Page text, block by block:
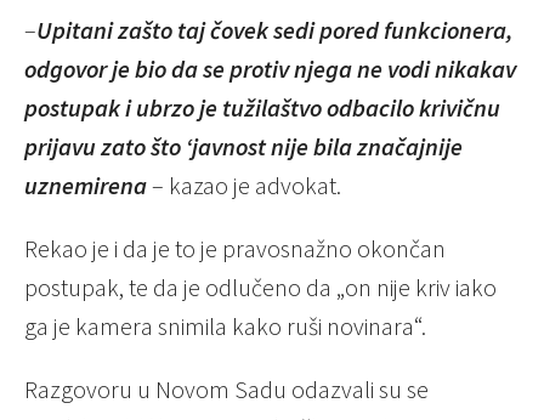
–Upitani zašto taj čovek sedi pored funkcionera,
odgovor je bio da se protiv njega ne vodi nikakav
postupak i ubrzo je tužilaštvo odbacilo krivičnu
prijavu zato što ‘javnost nije bila značajnije
uznemirena– kazao je advokat.
Rekao je i da je to je pravosnažno okončan
postupak, te da je odlučeno da „on nije kriv iako
ga je kamera snimila kako ruši novinara“.
Razgovoru u Novom Sadu odazvali su se